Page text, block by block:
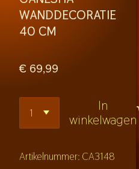
WANDDECORATIE
40 CM
€ 69,99
In
winkelwagen
Artikelnummer: CA3148